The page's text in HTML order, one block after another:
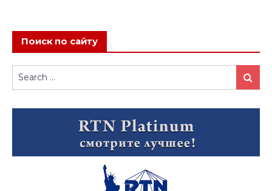
Поиск по сайту
Search
for:
Search